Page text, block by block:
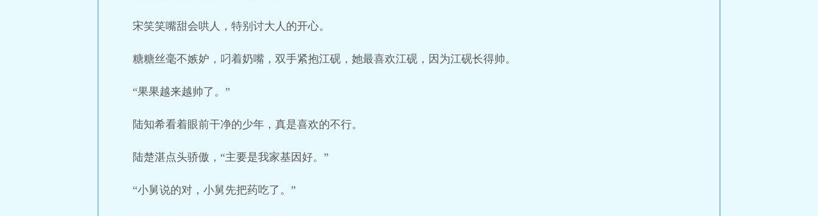
宋笑笑嘴甜会哄人，特别讨大人的开心。
糖糖丝毫不嫉妒，叼着奶嘴，双手紧抱江砚，她最喜欢江砚，因为江砚长得帅。
“果果越来越帅了。”
陆知希看着眼前干净的少年，真是喜欢的不行。
陆楚湛点头骄傲，“主要是我家基因好。”
“小舅说的对，小舅先把药吃了。”